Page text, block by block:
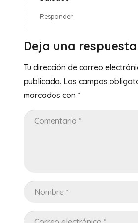
Responder
Deja una respuesta
Tu dirección de correo
publicada. Los campos
marcados con *